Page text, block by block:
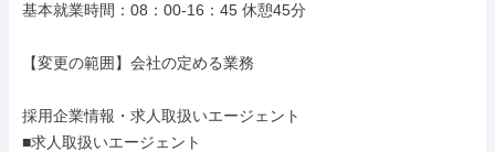
基本就業時間：08：00-16：45 休憩45分
【変更の範囲】会社の定める業務
採用企業情報・求人取扱いエージェント
■求人取扱いエージェント